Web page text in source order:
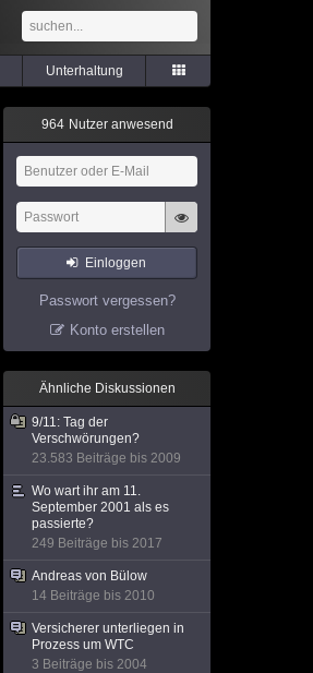
Unterhaltung
964 Nutzer anwesend
Einloggen
Passwort vergessen?
Konto erstellen
Ähnliche Diskussionen
9/11: Tag der
Verschwörungen?
23.583 Beiträge bis 2009
Wo wart ihr am 11.
September 2001 als es
passierte?
249 Beiträge bis 2017
Andreas von Bülow
14 Beiträge bis 2010
Versicherer unterliegen in
Prozess um WTC
3 Beiträge bis 2004